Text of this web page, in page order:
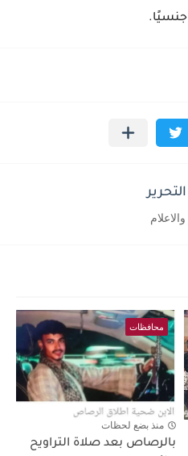
جنسيًا.
محافظات
منذ بضع لحظات
بالرصاص بعد صلاة التراويح